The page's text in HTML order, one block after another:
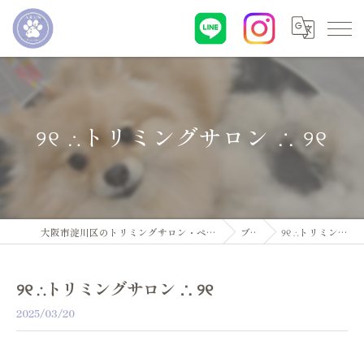
୨୧ ∴トリミングサロン ∴ ୨୧
大阪市淀川区のトリミングサロン・ペットサロンならDogsalon ARUN ブログ ୨୧ ∴トリミングサロン ∴ ୨୧
୨୧ ∴トリミングサロン ∴ ୨୧
2025/03/20